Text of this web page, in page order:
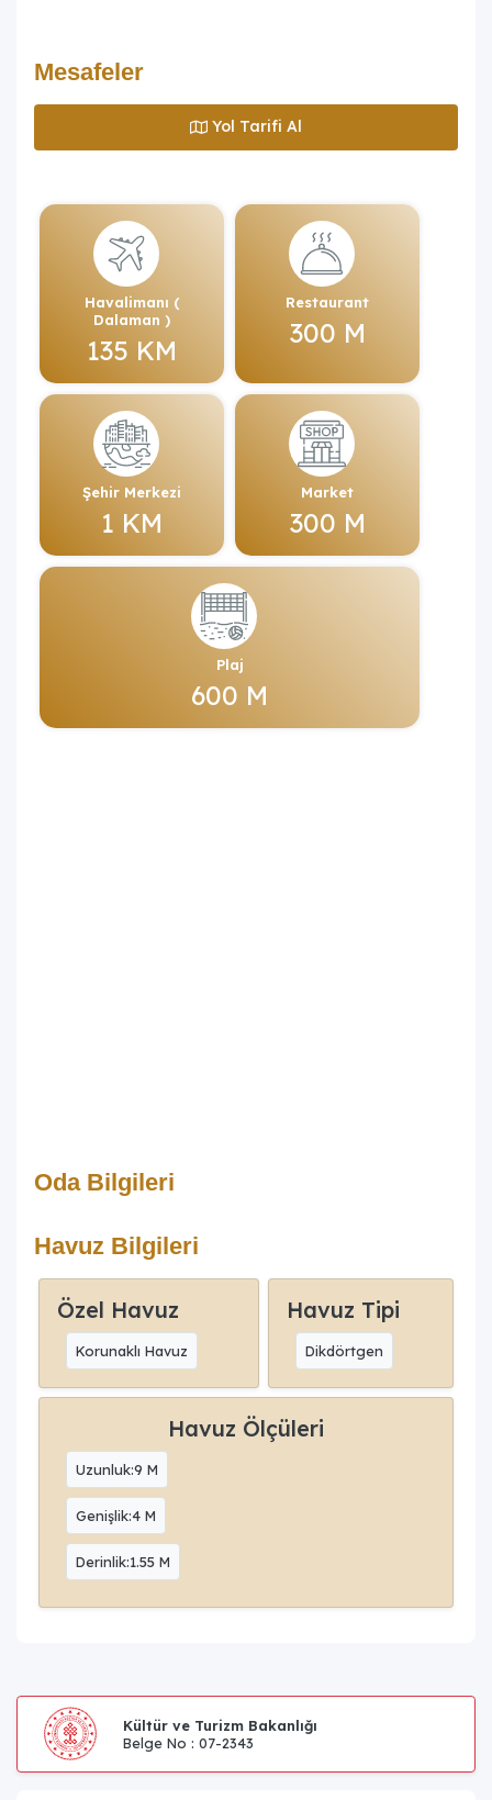
Mesafeler
Yol Tarifi Al
Havalimanı (
Dalaman )
135 KM
Restaurant
300 M
Şehir Merkezi
1 KM
Market
300 M
Plaj
600 M
Oda Bilgileri
Havuz Bilgileri
Özel Havuz
Korunaklı Havuz
Havuz Tipi
Dikdörtgen
Havuz Ölçüleri
Uzunluk:9 M
Genişlik:4 M
Derinlik:1.55 M
Kültür ve Turizm Bakanlığı
Belge No : 07-2343